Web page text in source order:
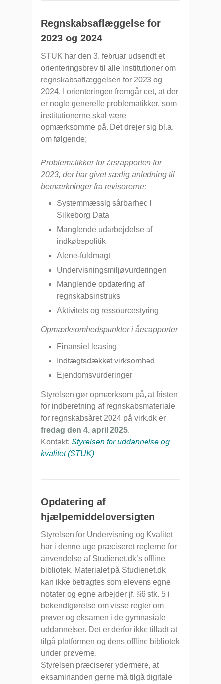
Regnskabsaflæggelse for
2023 og 2024
STUK har den 3. februar udsendt et
orienteringsbrev til alle institutioner om
regnskabsaflæggelsen for 2023 og
2024. I orienteringen fremgår det, at der
er nogle generelle problematikker, som
institutionerne skal være
opmærksomme på. Det drejer sig bl.a.
om følgende;
Problematikker for årsrapporten for
2023, der har givet særlig anledning til
bemærkninger fra revisorerne:
Systemmæssig sårbarhed i
Silkeborg Data
Manglende udarbejdelse af
indkøbspolitik
Alene-fuldmagt
Undervisningsmiljøvurderingen
Manglende opdatering af
regnskabsinstruks
Aktivitets og ressourcestyring
Opmærksomhedspunkter i årsrapporter
Finansiel leasing
Indtægtsdækket virksomhed
Ejendomsvurderinger
Styrelsen gør opmærksom på, at fristen
for indberetning af regnskabsmateriale
for regnskabsåret 2024 på virk.dk er
fredag den 4. april 2025.
Kontakt: Styrelsen for uddannelse og
kvalitet (STUK)
Opdatering af
hjælpemiddeloversigten
Styrelsen for Undervisning og Kvalitet
har i denne uge præciseret reglerne for
anvendelse af Studienet.dk’s offline
bibliotek. Materialet på Studienet.dk
kan ikke betragtes som elevens egne
notater og egne arbejder jf. §6 stk. 5 i
bekendtgørelse om visse regler om
prøver og eksamen i de gymnasiale
uddannelser. Det er derfor ikke tilladt at
tilgå platformen og dens offline bibliotek
under prøverne.
Styrelsen præciserer ydermere, at
eksaminanden gerne må tilgå digitale